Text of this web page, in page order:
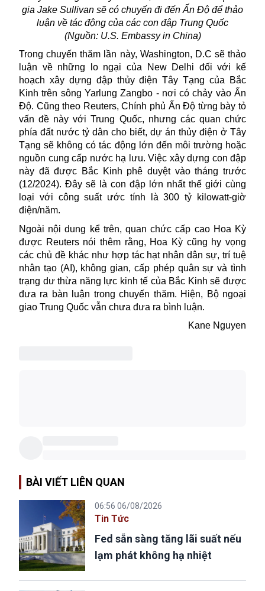
gia Jake Sullivan sẽ có chuyến đi đến Ấn Độ để thảo
luận về tác động của các con đập Trung Quốc
(Nguồn: U.S. Embassy in China)
Trong chuyến thăm lần này, Washington, D.C sẽ thảo
luận về những lo ngại của New Delhi đối với kế
hoạch xây dựng đập thủy điện Tây Tạng của Bắc
Kinh trên sông Yarlung Zangbo - nơi có chảy vào Ấn
Độ. Cũng theo Reuters, Chính phủ Ấn Độ từng bày tỏ
vấn đề này vớiTrung Quốc, nhưng các quan chức
phía đất nước tỷ dân cho biết, dự án thủy điện ở Tây
Tạng sẽ không có tác động lớn đến môi trường hoặc
nguồn cung cấp nước hạ lưu. Việc xây dựng con đập
này đã được Bắc Kinh phê duyệt vào tháng trước
(12/2024). Đây sẽ là con đập lớn nhất thế giới cùng
loại với công suất ước tính là 300 tỷ kilowatt-giờ
điện/năm.
Ngoài nội dung kể trên, quan chức cấp cao Hoa Kỳ
được Reuters nói thêm rằng, Hoa Kỳ cũng hy vọng
các chủ đề khác như hợp tác hạt nhân dân sự, trí tuệ
nhân tạo (AI), không gian, cấp phép quân sự và tình
trạng dư thừa năng lực kinh tế của Bắc Kinh sẽ được
đưa ra bàn luận trong chuyến thăm. Hiện, Bộ ngoại
giao Trung Quốc vẫn chưa đưa ra bình luận.
Kane Nguyen
BÀI VIẾT LIÊN QUAN
06:56 06/08/2026
Tin Tức
Fed sẵn sàng tăng lãi suất nếu
lạm phát không hạ nhiệt